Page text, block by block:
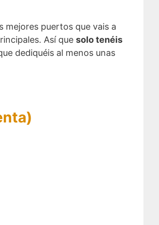
mejores puertos que vais a
Así que solo tenéis
dediquéis al menos unas